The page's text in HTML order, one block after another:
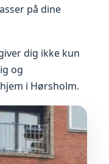
på dine
dig ikke kun
og
i Hørsholm.